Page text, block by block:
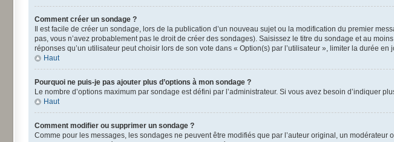
Comment créer un sondage ?
Il est facile de créer un sondage, lors de la publication d’un nouveau sujet ou la modification du premier
pas, vous n’avez probablement pas le droit de créer des sondages). Saisissez le titre du sondage et au
réponses qu’un utilisateur peut choisir lors de son vote dans « Option(s) par l’utilisateur », limiter la durée
Haut
Pourquoi ne puis-je pas ajouter plus d’options à mon sondage ?
Le nombre d’options maximum par sondage est défini par l’administrateur. Si vous avez besoin d’indiquer
Haut
Comment modifier ou supprimer un sondage ?
Comme pour les messages, les sondages ne peuvent être modifiés que par l’auteur original, un